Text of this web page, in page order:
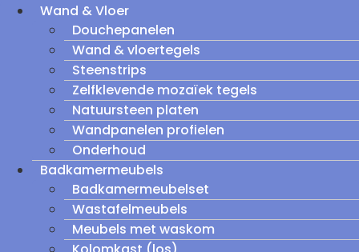
Wand & Vloer
Douchepanelen
Wand & vloertegels
Steenstrips
Zelfklevende mozaïek tegels
Natuursteen platen
Wandpanelen profielen
Onderhoud
Badkamermeubels
Badkamermeubelset
Wastafelmeubels
Meubels met waskom